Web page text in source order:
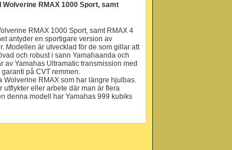
RMAX 1000 Sport, samt
RMAX 1000 Sport, samt RMAX 4
antyder en sportigare version av
Modellen är utvecklad för de som gillar att
och robust i sann Yamahaanda och
Yamahas Ultramatic transmission med
på CVT remmen.
RMAX som har längre hjulbas.
utflykter eller arbete där man är flera
denna modell har Yamahas 999 kubiks